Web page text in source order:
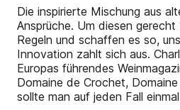
Die inspirierte Mischung aus
Ansprüche. Um diesen
Regeln und schaffen es so,
Innovation zahlt sich aus.
Europas führendes
Domaine de Crochet,
sollte man auf jeden Fall